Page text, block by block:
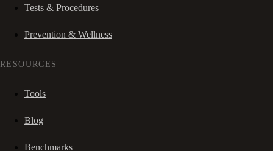
Tests & Procedures
Prevention & Wellness
RESOURCES
Tools
Blog
Benchmarks